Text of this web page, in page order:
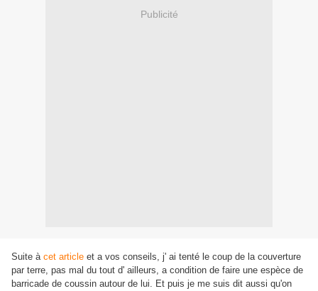
Publicité
Suite à cet article et a vos conseils, j' ai tenté le coup de la couverture
par terre, pas mal du tout d' ailleurs, a condition de faire une espèce de
barricade de coussin autour de lui. Et puis je me suis dit aussi qu'on